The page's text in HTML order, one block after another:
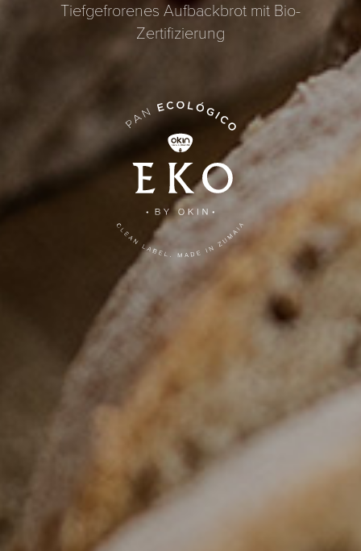
Tiefgefrorenes Aufbackbrot mit Bio-
Zertifizierung